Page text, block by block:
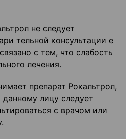
не следует
тельной консультации е
с тем, что слабость
лечения.
препарат Рокальтрол,
лицу следует
с врачом или